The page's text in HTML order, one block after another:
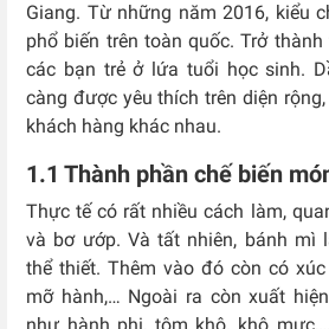
Giang. Từ những năm 2016, kiểu
phổ biến trên toàn quốc. Trở
các bạn trẻ ở lứa tuổi học sinh.
càng được yêu thích trên diện
khách hàng khác nhau.
1.1 Thành phần chế biến
Thực tế có rất nhiều cách làm,
và bơ ướp. Và tất nhiên, bánh mì
thể thiết. Thêm vào đó còn có
mỡ hành,… Ngoài ra còn xuất